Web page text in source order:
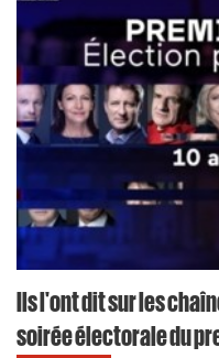
Ils l'ont dit sur les
soirée électorale du